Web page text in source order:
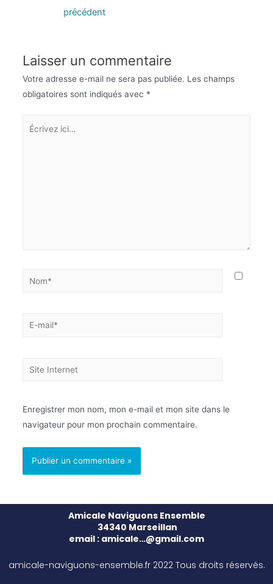
précédent
Laisser un commentaire
Votre adresse e-mail ne sera pas publiée. Les champs
obligatoires sont indiqués avec *
Enregistrer mon nom, mon e-mail et mon site dans le
navigateur pour mon prochain commentaire.
Amicale Naviguons Ensemble
34340 Marseillan
email : amicale…@gmail.com
amicale-naviguons-ensemble.fr 2022 Tous droits réservés.